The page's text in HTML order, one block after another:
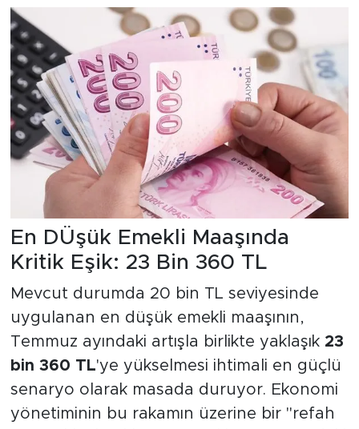
En DÜşük Emekli Maaşında
Kritik Eşik: 23 Bin 360 TL
Mevcut durumda 20 bin TL seviyesinde
uygulanan en düşük emekli maaşının,
Temmuz ayındaki artışla birlikte yaklaşık 23
bin 360 TL'ye yükselmesi ihtimali en güçlü
senaryo olarak masada duruyor. Ekonomi
yönetiminin bu rakamın üzerine bir "refah